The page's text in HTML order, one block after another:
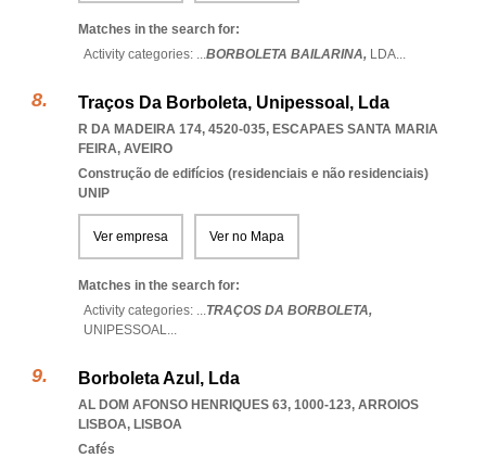
Matches in the search for:
Activity categories: ...BORBOLETA BAILARINA, LDA...
Traços Da Borboleta, Unipessoal, Lda
R DA MADEIRA 174, 4520-035, ESCAPAES SANTA MARIA
FEIRA, AVEIRO
Construção de edifícios (residenciais e não residenciais)
UNIP
Ver empresa Ver no Mapa
Matches in the search for:
Activity categories: ...TRAÇOS DA BORBOLETA,
UNIPESSOAL...
Borboleta Azul, Lda
AL DOM AFONSO HENRIQUES 63, 1000-123, ARROIOS
LISBOA, LISBOA
Cafés